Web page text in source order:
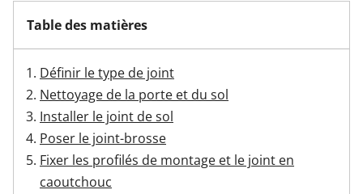
Clôtures et portails
M'identifier
Conseils gratuits
Table des matières
Définir le type de joint
Nettoyage de la porte et du sol
Installer le joint de sol
Poser le joint-brosse
Fixer les profilés de montage et le joint en
caoutchouc